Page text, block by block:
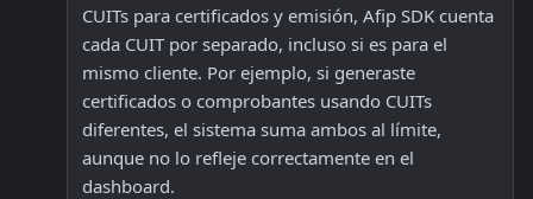
CUITs para certificados y emisión, Afip SDK cuenta
cada CUIT por separado, incluso si es para el
mismo cliente. Por ejemplo, si generaste
certificados o comprobantes usando CUITs
diferentes, el sistema suma ambos al límite,
aunque no lo refleje correctamente en el
dashboard.